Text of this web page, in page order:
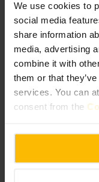
We use cookies to
social media
share information
media, advertising
combine it with
them or that
services. You can
consent from the
le didascalie.
Pianifica la tua
Controlla il sito del
audio o visite guidate.
tutto in una volta.
una giacca leggera
informati sulle attività
73 Belford Rd,